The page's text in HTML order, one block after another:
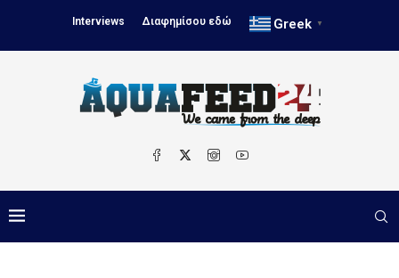
Interviews Διαφημίσου εδώ Greek ▼